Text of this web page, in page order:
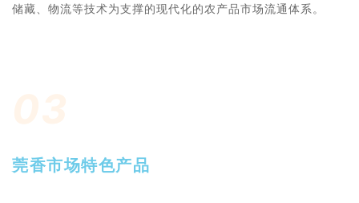
储藏、物流等技术为支撑的现代化的农产品市场流通体系。
莞香市场特色产品